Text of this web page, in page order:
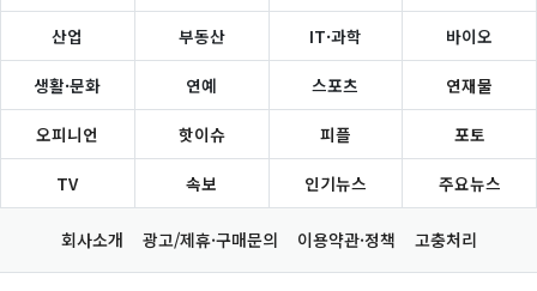
산업 부동산 IT·과학 바이오
생활·문화 연예 스포츠 연재물
오피니언 핫이슈 피플 포토
TV 속보 인기뉴스 주요뉴스
회사소개 광고/제휴·구매문의 이용약관·정책 고충처리